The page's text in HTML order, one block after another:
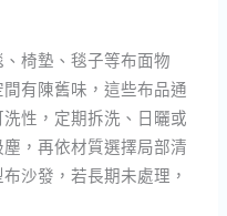
椅墊、毯子等布面物
有陳舊味，這些布品通
性，定期拆洗、日曬或
，再依材質選擇局部清
沙發，若長期未處理，